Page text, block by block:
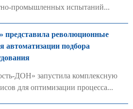
промышленных испытаний...
представила революционные
подбора
ДОН» запустила комплексную
для оптимизации процесса...